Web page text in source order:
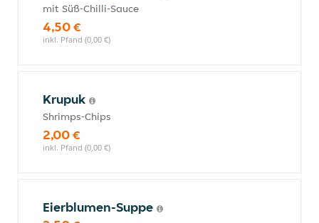
mit Süß-Chilli-Sauce
4,50 €
inkl. Pfand (0,00 €)
Krupuk
Shrimps-Chips
2,00 €
inkl. Pfand (0,00 €)
Eierblumen-Suppe